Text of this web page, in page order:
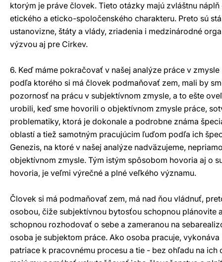
ktorým je práve človek. Tieto otázky majú zvláštnu
etického a eticko-spoločenského charakteru. Preto sú
ustanovizne, štáty a vlády, zriadenia i medzinárodné
výzvou aj pre Cirkev.
6. Keď máme pokračovať v našej analýze práce v
podľa ktorého si má človek podmaňovať zem, mali by
pozornosť na prácu v subjektívnom zmysle, a to ešte
urobili, keď sme hovorili o objektívnom zmysle práce,
problematiky, ktorá je dokonale a podrobne známa
oblastí a tiež samotným pracujúcim ľuďom podľa ich
Genezis, na ktoré v našej analýze nadväzujeme,
objektívnom zmysle. Tým istým spôsobom hovoria aj o
hovoria, je veľmi výrečné a plné veľkého významu.
Človek si má podmaňovať zem, má nad ňou vládnuť,
osobou, čiže subjektívnou bytosťou schopnou plánovite
schopnou rozhodovať o sebe a zameranou na
osoba je subjektom práce. Ako osoba pracuje,
patriace k pracovnému procesu a tie - bez ohľadu na ich